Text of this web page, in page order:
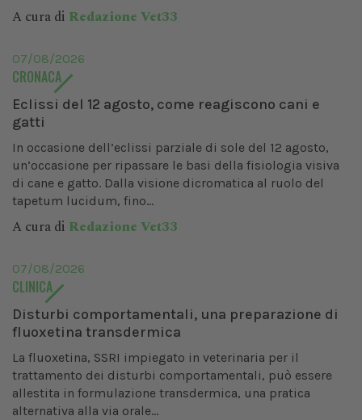
A cura di Redazione Vet33
07/08/2026
CRONACA
Eclissi del 12 agosto, come reagiscono cani e
gatti
In occasione dell’eclissi parziale di sole del 12 agosto,
un’occasione per ripassare le basi della fisiologia visiva
di cane e gatto. Dalla visione dicromatica al ruolo del
tapetum lucidum, fino...
A cura di Redazione Vet33
07/08/2026
CLINICA
Disturbi comportamentali, una preparazione di
fluoxetina transdermica
La fluoxetina, SSRI impiegato in veterinaria per il
trattamento dei disturbi comportamentali, può essere
allestita in formulazione transdermica, una pratica
alternativa alla via orale...